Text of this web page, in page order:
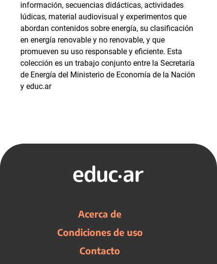
información, secuencias didácticas, actividades
lúdicas, material audiovisual y experimentos que
abordan contenidos sobre energía, su clasificación
en energía renovable y no renovable, y que
promueven su uso responsable y eficiente. Esta
colección es un trabajo conjunto entre la Secretaría
de Energía del Ministerio de Economía de la Nación
y educ.ar
Acerca de
Condiciones de uso
Contacto